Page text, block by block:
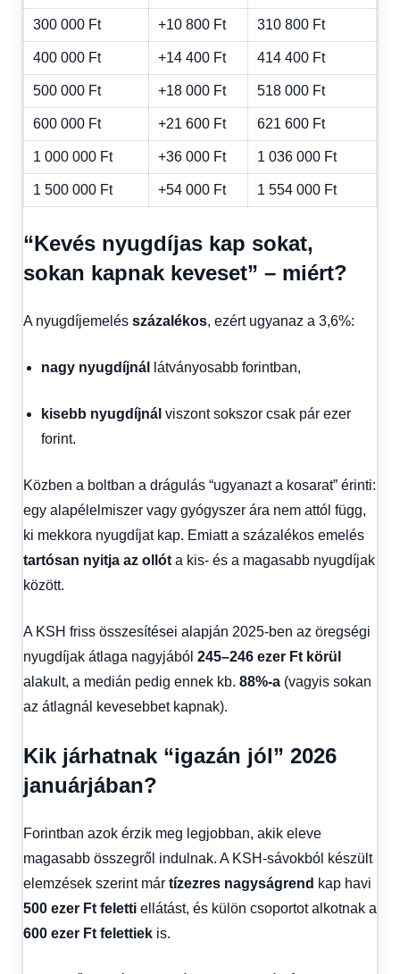
300 000 Ft +10 800 Ft 310 800 Ft
400 000 Ft +14 400 Ft 414 400 Ft
500 000 Ft +18 000 Ft 518 000 Ft
600 000 Ft +21 600 Ft 621 600 Ft
1 000 000 Ft +36 000 Ft 1 036 000 Ft
1 500 000 Ft +54 000 Ft 1 554 000 Ft
“Kevés nyugdíjas kap sokat,
sokan kapnak keveset” – miért?
A nyugdíjemelés százalékos, ezért ugyanaz a 3,6%:
nagy nyugdíjnál látványosabb forintban,
kisebb nyugdíjnál viszont sokszor csak pár ezer
forint.
Közben a boltban a drágulás “ugyanazt a kosarat” érinti:
egy alapélelmiszer vagy gyógyszer ára nem attól függ,
ki mekkora nyugdíjat kap. Emiatt a százalékos emelés
tartósan nyitja az ollót a kis- és a magasabb nyugdíjak
között.
A KSH friss összesítései alapján 2025-ben az öregségi
nyugdíjak átlaga nagyjából 245–246 ezer Ft körül
alakult, a medián pedig ennek kb. 88%-a (vagyis sokan
az átlagnál kevesebbet kapnak).
Kik járhatnak “igazán jól” 2026
januárjában?
Forintban azok érzik meg legjobban, akik eleve
magasabb összegről indulnak. A KSH-sávokból készült
elemzések szerint már tízezres nagyságrend kap havi
500 ezer Ft feletti ellátást, és külön csoportot alkotnak a
600 ezer Ft felettiek is.